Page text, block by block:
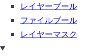
レイヤーブール
ファイルブール
レイヤーマスク